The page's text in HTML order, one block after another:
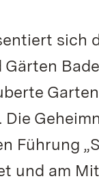
sich
Führung
und am